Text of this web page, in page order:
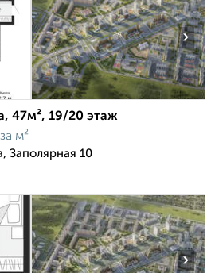
›
47м², 19/20 этаж
за м²
Заполярная 10
›